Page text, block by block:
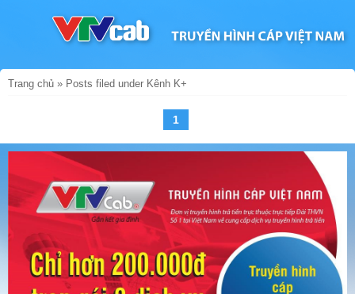
Trang chủ » Posts filed under Kênh K+
1